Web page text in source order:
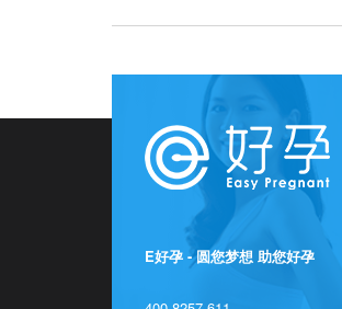
E好孕 - 圆您梦想 助您好孕